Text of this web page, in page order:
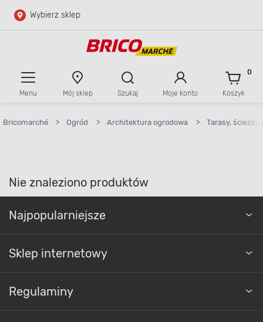
Przejdź do głównej zawartości
Wybierz sklep
Menu Mój sklep Szukaj Moje konto Koszyk
0
Bricomarché > Ogród > Architektura ogrodowa > Tarasy, ścieżki,
Nie znaleziono produktów
Najpopularniejsze
Sklep internetowy
Regulaminy